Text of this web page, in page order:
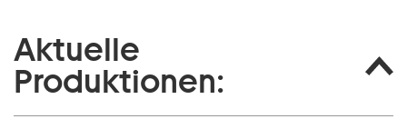
Aktuelle
Produktionen: